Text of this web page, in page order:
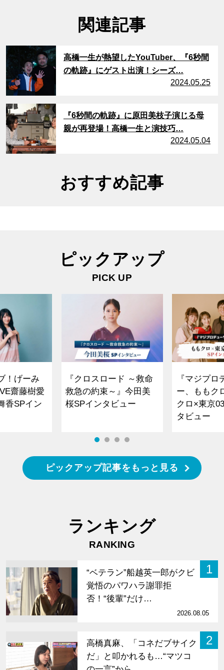
関連記事
サムネイル
高橋一生が熱望したYouTuber、『6秒間
の軌跡』にゲスト出演！シーズ…
2024.05.25
『6秒間の軌跡』に原田美枝子演じる母
親が再登場！高橋一生と演技巧…
2024.05.04
おすすめ記事
ピックアップ
PICK UP
！げーみ
齋藤樹愛
香SPイン
『クロスロード ～救命
救急の約束～』今田美
桜SPインタビュー
『マジプロ
ー、ももク
クロ×東京
タビュー
ピックアップ記事をもっと見る
ランキング
RANKING
1
“ベテラン”船越英一郎がクビ
覚悟のパワハラ謝罪拒
否！“後輩”だけ…
2026.08.05
2
高橋真麻、「コネだブサイク
だ」と叩かれるも…“マツコ